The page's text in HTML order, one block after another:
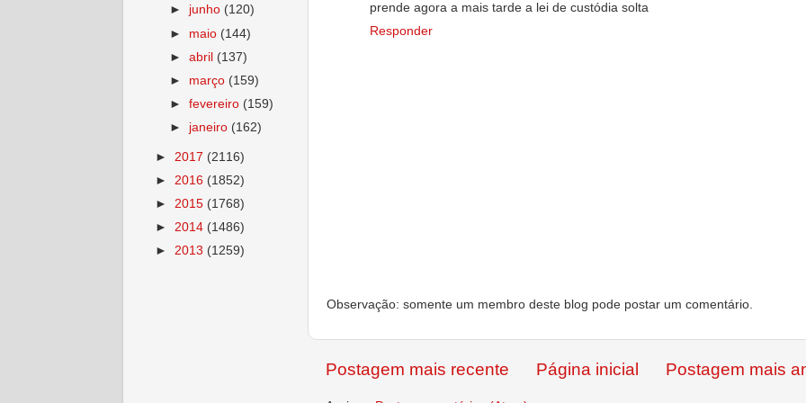
prende agora a mais tarde a lei de custódia solta
Responder
Observação: somente um membro deste blog pode postar um comentário.
Postagem mais recente Postagem mais
Página inicial
► junho (120)
► maio (144)
►abril (137)
► março (159)
►fevereiro (159)
► janeiro (162)
► 2017 (2116)
► 2016 (1852)
► 2015 (1768)
► 2014 (1486)
► 2013 (1259)